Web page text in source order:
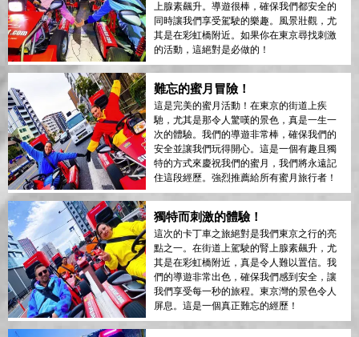
上腺素飆升。導遊很棒，確保我們都安全的
同時讓我們享受駕駛的樂趣。風景壯觀，尤
其是在彩虹橋附近。如果你在東京尋找刺激
的活動，這絕對是必做的！
難忘的蜜月冒險！
這是完美的蜜月活動！在東京的街道上疾
馳，尤其是那令人驚嘆的景色，真是一生一
次的體驗。我們的導遊非常棒，確保我們的
安全並讓我們玩得開心。這是一個有趣且獨
特的方式來慶祝我們的蜜月，我們將永遠記
住這段經歷。強烈推薦給所有蜜月旅行者！
獨特而刺激的體驗！
這次的卡丁車之旅絕對是我們東京之行的亮
點之一。在街道上駕駛的腎上腺素飆升，尤
其是在彩虹橋附近，真是令人難以置信。我
們的導遊非常出色，確保我們感到安全，讓
我們享受每一秒的旅程。東京灣的景色令人
屏息。這是一個真正難忘的經歷！